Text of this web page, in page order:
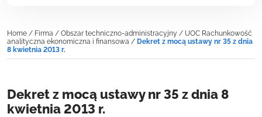
Home / Firma / Obszar techniczno-administracyjny / UOC Rachunkowość
analityczna ekonomiczna i finansowa / Dekret z mocą ustawy nr 35 z dnia
8 kwietnia 2013 r.
Dekret z mocą ustawy nr 35 z dnia 8
kwietnia 2013 r.